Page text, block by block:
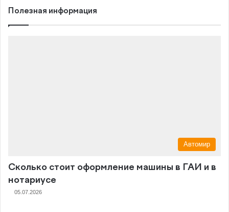
Полезная информация
Автомир
Сколько стоит оформление машины в ГАИ и в
нотариусе
05.07.2026